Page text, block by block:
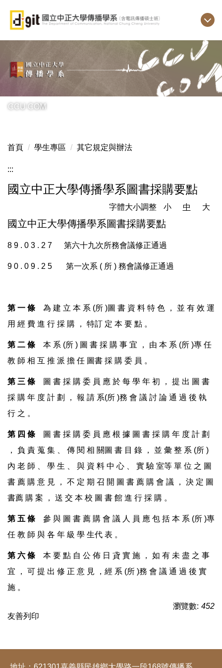
主
區
CCU COM
首頁 學生專區 其它規定與辦法
:::
國立中正大學傳播學系圖書採購要點
字體大小調整 小 中 大
國立中正大學傳播學系圖書採購要點
8 9 . 0 3 . 2 7 第六十九次所務會議修正通過
9 0 . 0 9 . 2 5 第一次系 ( 所 ) 務會議修正通過
第 一 條 為 建 立 本 系 (所 )圖 書 資 料 特 色 ， 並 有 效 運
用 經 費 進 行 採 購 ， 特訂 定 本 要 點 。
第 二 條 本 系 (所 ) 圖 書 採 購 事 宜 ， 由 本 系 (所 )專 任
教 師 相 互 推 派 擔 任 圖書 採 購 委 員 。
第 三 條 圖 書 採 購 委 員 應 於 每 學 年 初 ， 提 出 圖 書
採 購 年 度 計 劃 ， 報 請 系(所 )務 會 議 討 論 通 過 後 執
行 之 。
第 四 條 圖 書 採 購 委 員 應 根 據 圖 書 採 購 年 度 計 劃
， 負 責 蒐 集 、 傳 閱 相 關圖 書 目 錄 ， 並 彙 整 系 (所 )
內 老 師 、 學 生 、 與 資 料 中 心 、 實 驗 室等 單 位 之 圖
書 薦 購 意 見 ， 不 定 期 召 開 圖 書 薦 購 會 議 ， 決 定 圖
書薦 購 案 ， 送 交 本 校 圖 書 館 進 行 採 購 。
第 五 條 參 與 圖 書 薦 購 會 議 人 員 應 包 括 本 系 (所 )專
任 教 師 與 各 年 級 學 生代 表 。
第 六 條 本 要 點 自 公 佈 日 貣 實 施 ， 如 有 未 盡 之 事
宜 ， 可 提 出 修 正 意 見 ，經 系 (所 )務 會 議 通 過 後 實
施 。
瀏覽數: 452
友善列印